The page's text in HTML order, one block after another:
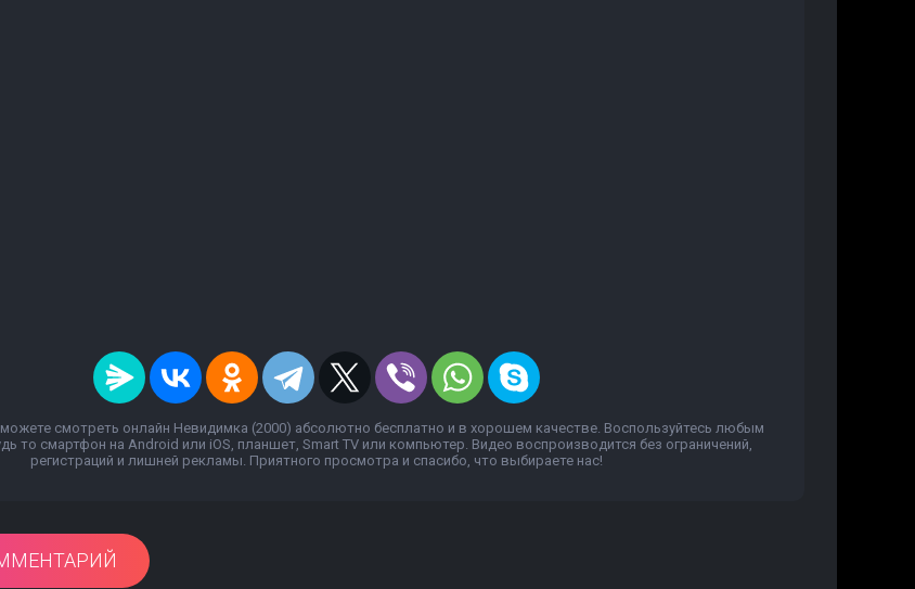
смотреть онлайн Невидимка (2000) абсолютно бесплатно и в хорошем качестве. Воспользуйтесь любым
то смартфон на Android или iOS, планшет, Smart TV или компьютер. Видео воспроизводится без ограничений,
регистраций и лишней рекламы. Приятного просмотра и спасибо, что выбираете нас!